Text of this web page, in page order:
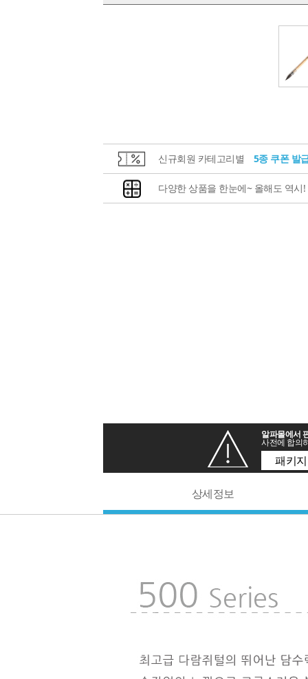
신규회원 카테고리별 5종 쿠폰 발
다양한 상품을 한눈에~ 올해도 역시!
알파몰에서
사전에 합의
패키
상세정보